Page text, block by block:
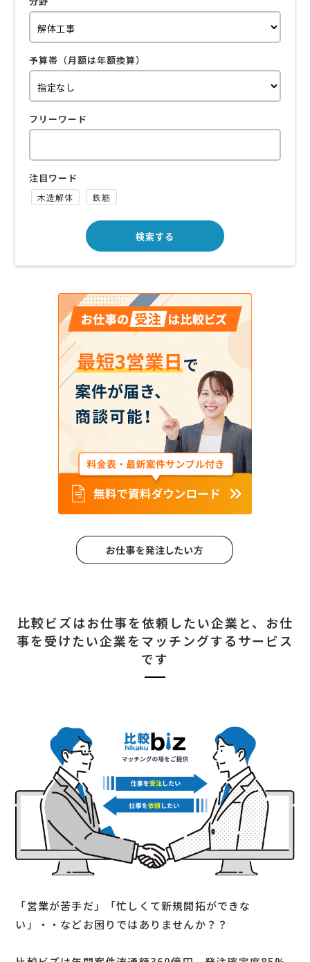
予算帯（月額は年額換算）
フリーワード
注目ワード
木造解体 鉄筋
比較ビズはお仕事を依頼したい企業と、 お仕
事を受けたい企業をマッチングするサービス
です
「営業が苦手だ」「忙しくて新規開拓ができな
い」・・などお困りではありませんか？？